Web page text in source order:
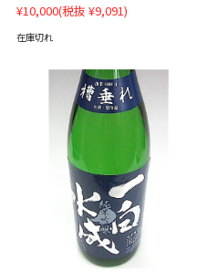
¥10,000(税抜 ¥9,091)
在庫切れ